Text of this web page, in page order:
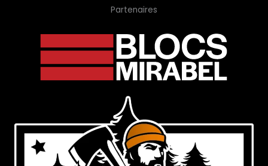
Partenaires